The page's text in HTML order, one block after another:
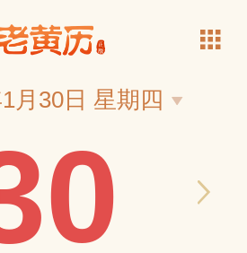
黄历
月30日 星期四